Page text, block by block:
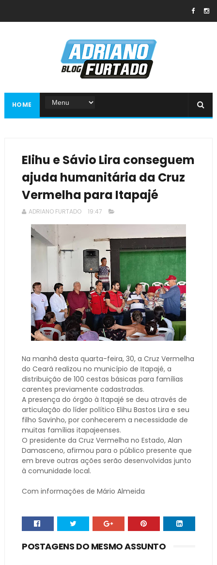
HOME
Elihu e Sávio Lira conseguem
ajuda humanitária da Cruz
Vermelha para Itapajé
ADRIANO FURTADO 19:47
Na manhã desta quarta-feira, 30, a Cruz Vermelha
do Ceará realizou no município de Itapajé, a
distribuição de 100 cestas básicas para famílias
carentes previamente cadastradas.
A presença do órgão à Itapajé se deu através de
articulação do líder político Elihu Bastos Lira e seu
filho Savinho, por conhecerem a necessidade de
muitas famílias itapajeenses.
O presidente da Cruz Vermelha no Estado, Alan
Damasceno, afirmou para o público presente que
em breve outras ações serão desenvolvidas junto
à comunidade local.
Com informações de Mário Almeida
POSTAGENS DO MESMO ASSUNTO